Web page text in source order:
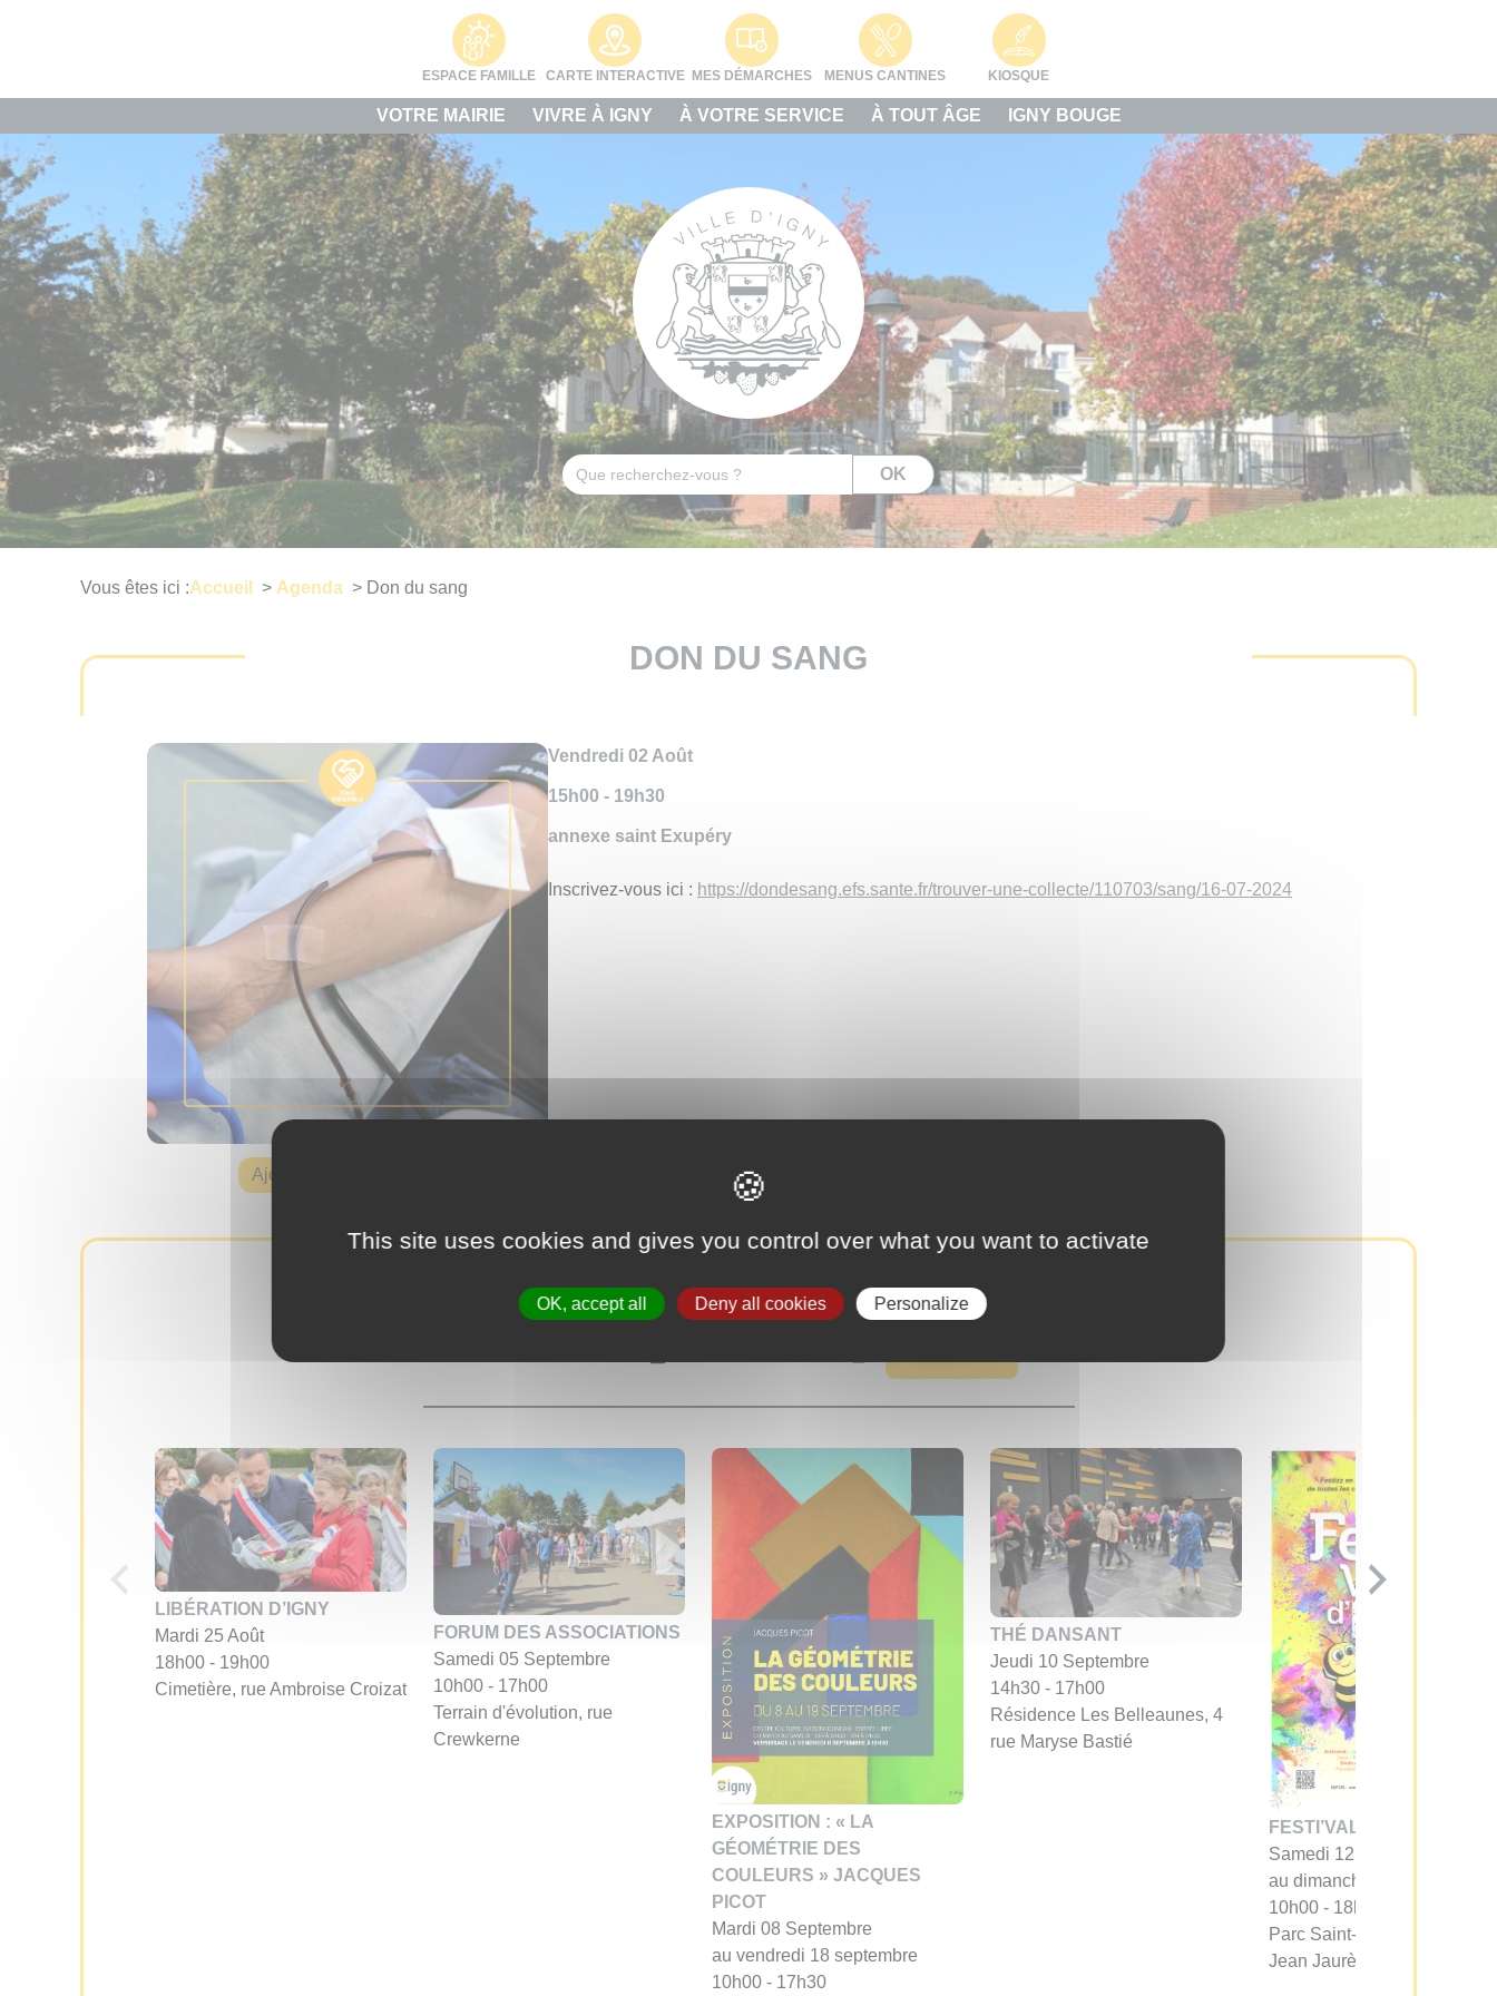
ESPACE FAMILLE CARTE INTERACTIVE MES DÉMARCHES MENUS CANTINES KIOSQUE
VOTRE MAIRIE VIVRE À IGNY À VOTRE SERVICE À TOUT ÂGE IGNY BOUGE
Rechercher OK
Vous êtes ici :Accueil > Agenda > Don du sang
DON DU SANG
Ajouter à mon agenda
Vendredi 02 Août
15h00 - 19h30
annexe saint Exupéry
Inscrivez-vous ici : https://dondesang.efs.sante.fr/trouver-une-collecte/110703/sang/16-07-2024
AUTRES ÉVÉNEMENTS
LIBÉRATION D’IGNY
Mardi 25 Août
18h00 - 19h00
Cimetière, rue Ambroise Croizat
FORUM DES ASSOCIATIONS
Samedi 05 Septembre
10h00 - 17h00
Terrain d'évolution, rue
Crewkerne
EXPOSITION : « LA
GÉOMÉTRIE DES
COULEURS » JACQUES
PICOT
Mardi 08 Septembre
au vendredi 18 septembre
10h00 - 17h30
THÉ DANSANT
Jeudi 10 Septembre
14h30 - 17h00
Résidence Les Belleaunes, 4
rue Maryse Bastié
FESTI’VALLÉE
Samedi 12 Septembre
au dimanche 13 septembre
10h00 - 18h30
Parc Saint-Nicolas, avenue
Jean Jaurès
This site uses cookies and gives you control over what you want to activate
OK, accept all Deny all cookies Personalize